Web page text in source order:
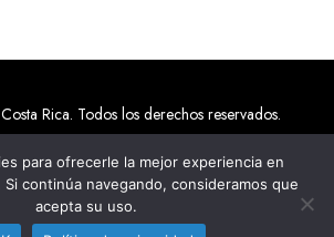
Rica. Todos los derechos reservados.
Agencias SEO en Costa Rica
para ofrecerle la mejor experiencia en
continúa navegando, consideramos que
acepta su uso.